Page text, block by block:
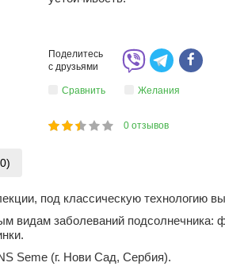
Поделитесь
с друзьями
Сравнить Желания
47
1
2
3
4
5 0отзывов
под классическую технологию
видам заболеваний подсолнечника:
Seme (г. Нови Сад, Сербия).